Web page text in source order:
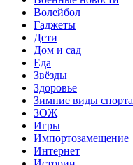
Волейбол
Гаджеты
Дети
Дом и сад
Еда
Звёзды
Здоровье
Зимние виды спорта
ЗОЖ
Игры
Импортозамещение
Интернет